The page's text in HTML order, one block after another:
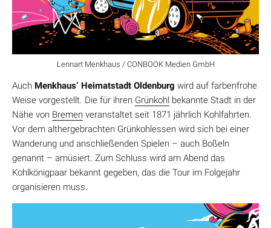
Lennart Menkhaus / CONBOOK Medien GmbH
Auch Menkhaus‘ Heimatstadt Oldenburg wird auf farbenfrohe
Weise vorgestellt. Die für ihren Grünkohl bekannte Stadt in der
Nähe von Bremen veranstaltet seit 1871 jährlich Kohlfahrten.
Vor dem althergebrachten Grünkohlessen wird sich bei einer
Wanderung und anschließenden Spielen – auch Boßeln
genannt – amüsiert. Zum Schluss wird am Abend das
Kohlkönigpaar bekannt gegeben, das die Tour im Folgejahr
organisieren muss.